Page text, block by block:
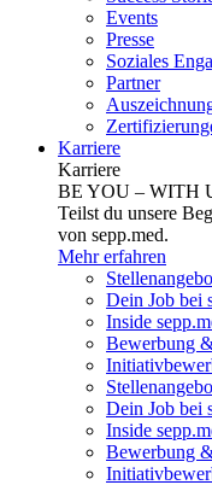
Events
Presse
Soziales
Partner
Karriere
Karriere
BE YOU – WITH
Teilst du unsere
von sepp.med.
Mehr erfahren
Dein Job bei
Inside
Bewerbung
Dein Job bei
Inside
Bewerbung